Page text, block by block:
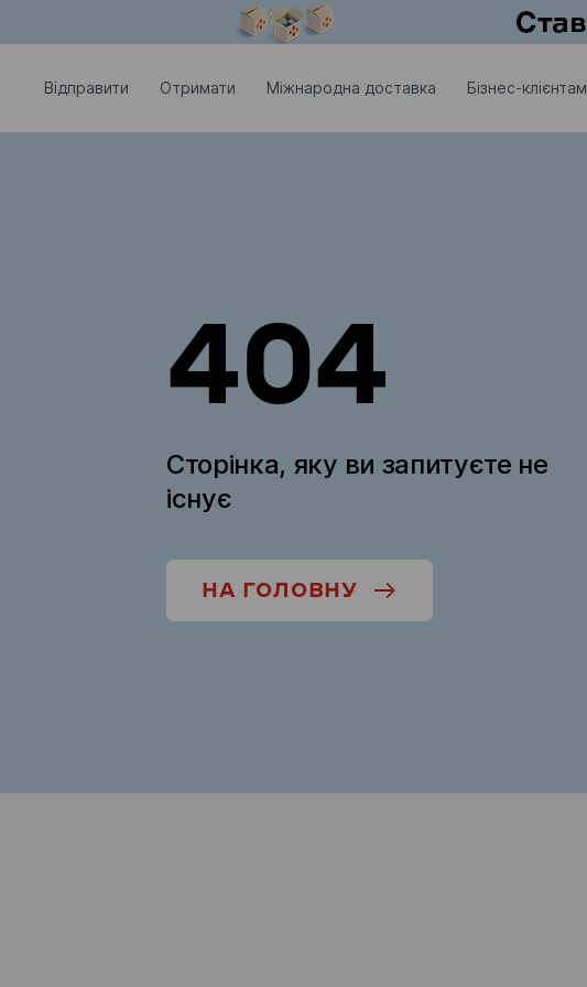
Відправити Отримати Міжнародна доставка Бізнес-клієнтам
404
Сторінка, яку ви запитуєте не
існує
НА ГОЛОВНУ